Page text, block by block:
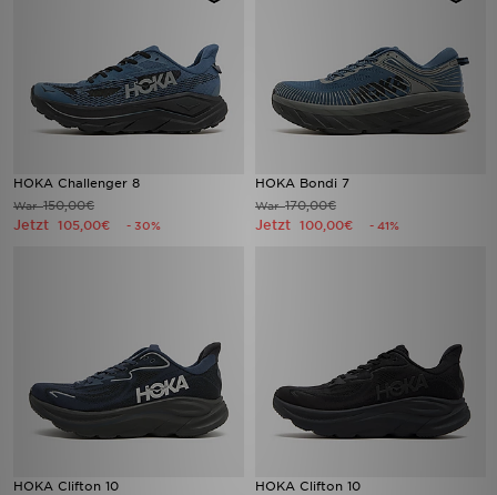
HOKA Challenger 8
War150,00€
Jetzt 105,00€ - 30%
HOKA Bondi 7
War170,00€
Jetzt 100,00€ - 41%
HOKA Clifton 10 HOKA Clifton 10